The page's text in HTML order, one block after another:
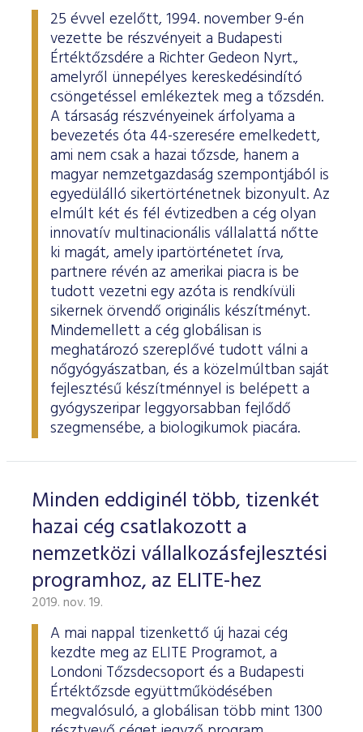
25 évvel ezelőtt, 1994. november 9-én
vezette be részvényeit a Budapesti
Értéktőzsdére a Richter Gedeon Nyrt.,
amelyről ünnepélyes kereskedésindító
csöngetéssel emlékeztek meg a tőzsdén.
A társaság részvényeinek árfolyama a
bevezetés óta 44-szeresére emelkedett,
ami nem csak a hazai tőzsde, hanem a
magyar nemzetgazdaság szempontjából is
egyedülálló sikertörténetnek bizonyult. Az
elmúlt két és fél évtizedben a cég olyan
innovatív multinacionális vállalattá nőtte
ki magát, amely ipartörténetet írva,
partnere révén az amerikai piacra is be
tudott vezetni egy azóta is rendkívüli
sikernek örvendő originális készítményt.
Mindemellett a cég globálisan is
meghatározó szereplővé tudott válni a
nőgyógyászatban, és a közelmúltban saját
fejlesztésű készítménnyel is belépett a
gyógyszeripar leggyorsabban fejlődő
szegmensébe, a biologikumok piacára.
Minden eddiginél több, tizenkét
hazai cég csatlakozott a
nemzetközi vállalkozásfejlesztési
programhoz, az ELITE-hez
2019. nov. 19.
A mai nappal tizenkettő új hazai cég
kezdte meg az ELITE Programot, a
Londoni Tőzsdecsoport és a Budapesti
Értéktőzsde együttműködésében
megvalósuló, a globálisan több mint 1300